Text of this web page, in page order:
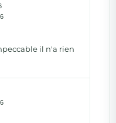
il n'a rien